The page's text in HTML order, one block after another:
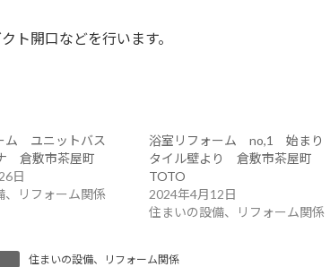
ト開口などを行います。
ム ユニットバス
倉敷市茶屋町
日
、リフォーム関係
浴室リフォーム no,1 始まり
タイル壁より 倉敷市茶屋町
TOTO
2024年4月12日
住まいの設備、リフォーム関係
住まいの設備、リフォーム関係